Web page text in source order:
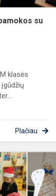
su
klasės
Plačiau